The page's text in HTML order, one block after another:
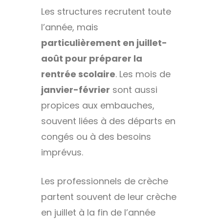
Les structures recrutent toute
l’année, mais
particulièrement en juillet-
août pour préparer la
rentrée scolaire. Les mois de
janvier-février sont aussi
propices aux embauches,
souvent liées à des départs en
congés ou à des besoins
imprévus.
Les professionnels de crèche
partent souvent de leur crèche
en juillet à la fin de l’année